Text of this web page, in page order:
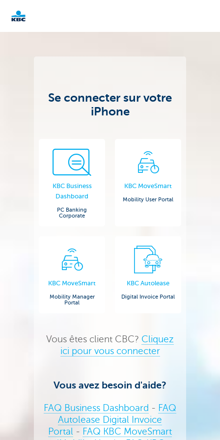
KBC
Se connecter sur votre
iPhone
KBC Business
Dashboard
PC Banking
Corporate
KBC MoveSmart
Mobility User Portal
KBC MoveSmart
Mobility Manager
Portal
KBC Autolease
Digital Invoice Portal
Vous êtes client CBC? Cliquez
ici pour vous connecter
Vous avez besoin d'aide?
FAQ Business Dashboard - FAQ
Autolease Digital Invoice
Portal - FAQ KBC MoveSmart